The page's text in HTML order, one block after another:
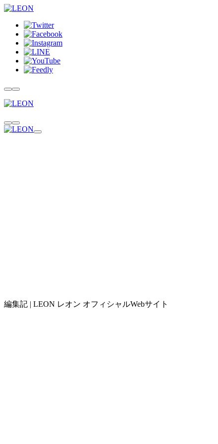
編集記 | LEON レオン オフィシャルWebサイト